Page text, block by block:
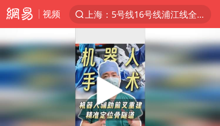
视频
上海：5号线16号线浦江线全线停运
美媒：美国爱国者导弹库存不足1700枚
上海有出现龙卷潜势
上海全域长途客运班次全部停运
白海豚逼近浙闽沿海